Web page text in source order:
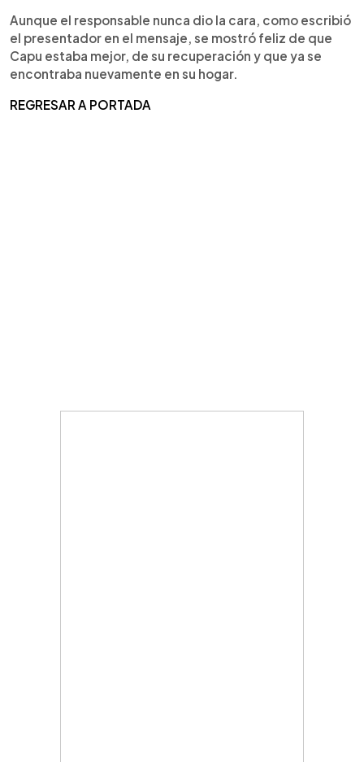
Aunque el responsable nunca dio la cara, como escribió
el presentador en el mensaje, se mostró feliz de que
Capu estaba mejor, de su recuperación y que ya se
encontraba nuevamente en su hogar.
REGRESAR A PORTADA